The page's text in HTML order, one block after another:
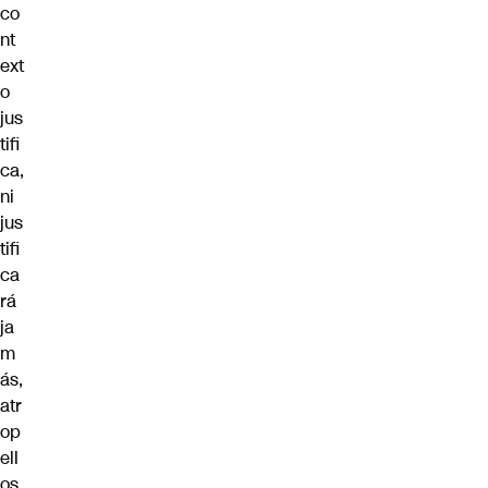
co
nt
ext
o
jus
tifi
ca,
ni
jus
tifi
ca
rá
ja
m
ás,
atr
op
ell